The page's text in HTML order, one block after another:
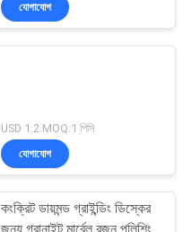
যোগাযোগ
USD 1.2 MOQ:1 পিসি
যোগাযোগ
কংক্রিট ডায়মন্ড গ্রাইন্ডিং ডিস্কের